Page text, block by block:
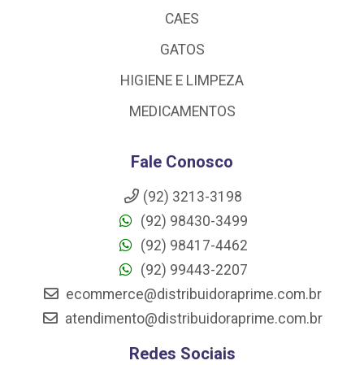
CAES
GATOS
HIGIENE E LIMPEZA
MEDICAMENTOS
Fale Conosco
(92) 3213-3198
(92) 98430-3499
(92) 98417-4462
(92) 99443-2207
ecommerce@distribuidoraprime.com.br
atendimento@distribuidoraprime.com.br
Redes Sociais